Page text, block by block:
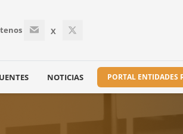
X
NOTICIAS PORTAL ENTIDADES